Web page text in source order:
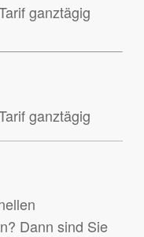
ganztägig
ganztägig
Dann sind Sie